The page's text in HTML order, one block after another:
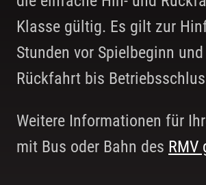
Klasse gültig. Es gilt zur
Stunden vor Spielbeginn
Rückfahrt bis
Weitere Informationen für
mit Bus oder Bahn des RMV